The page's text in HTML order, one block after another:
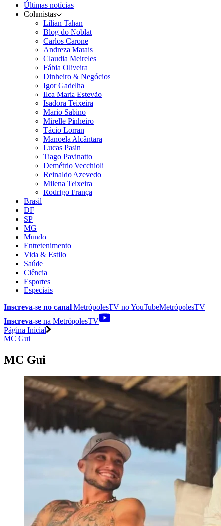
Últimas notícias
Colunistas
Lilian Tahan
Blog do Noblat
Carlos Carone
Andreza Matais
Claudia Meireles
Fábia Oliveira
Dinheiro & Negócios
Igor Gadelha
Ilca Maria Estevão
Isadora Teixeira
Mario Sabino
Mirelle Pinheiro
Tácio Lorran
Manoela Alcântara
Lucas Pasin
Tiago Pavinatto
Demétrio Vecchioli
Reinaldo Azevedo
Milena Teixeira
Rodrigo França
Brasil
DF
SP
MG
Mundo
Entretenimento
Vida & Estilo
Saúde
Ciência
Esportes
Especiais
Inscreva-se no canal MetrópolesTV noYouTubeMetrópolesTV
Inscreva-se na MetrópolesTV
Página Inicial
MC Gui
MC Gui